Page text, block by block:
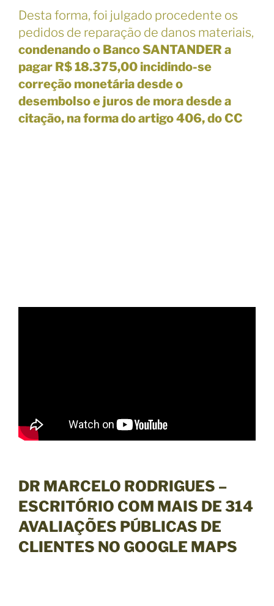
Desta forma, foi julgado procedente os
pedidos de reparação de danos materiais,
condenando o Banco SANTANDER a
pagar R$ 18.375,00 incidindo-se
correção monetária desde o
desembolso e juros de mora desde a
citação, na forma do artigo 406, do CC
DR MARCELO RODRIGUES –
ESCRITÓRIO COM MAIS DE 314
AVALIAÇÕES PÚBLICAS DE
CLIENTES NO GOOGLE MAPS